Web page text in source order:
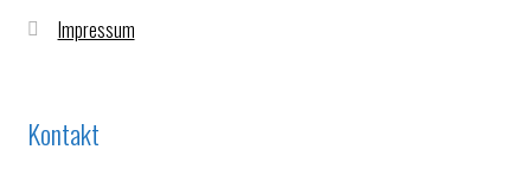
Impressum
Kontakt